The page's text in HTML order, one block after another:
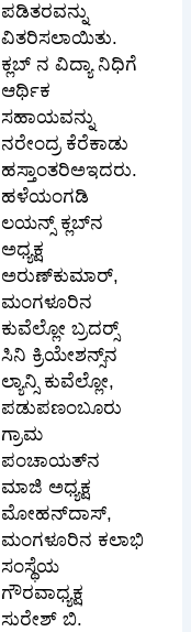
ಪಡಿತರವನ್ನು
ವಿತರಿಸಲಾಯಿತು.
ಕ್ಲಬ್ ನ ವಿದ್ಯಾ ನಿಧಿಗೆ
ಆರ್ಥಿಕ
ಸಹಾಯವನ್ನು
ನರೇಂದ್ರ ಕೆರೆಕಾಡು
ಹಸ್ತಾಂತರಿಅಇದರು.
ಹಳೆಯಂಗಡಿ
ಲಯನ್ಸ್ ಕ್ಲಬ್‌ನ
ಅಧ್ಯಕ್ಷ
ಅರುಣ್‌ಕುಮಾರ್,
ಮಂಗಳೂರಿನ
ಕುವೆಲ್ಲೋ ಬ್ರದರ್‍ಸ್
ಸಿನಿ ಕ್ರಿಯೇಶನ್ಸ್‌ನ
ಲ್ಯಾನ್ಸಿ ಕುವೆಲ್ಲೋ,
ಪಡುಪಣಂಬೂರು
ಗ್ರಾಮ
ಪಂಚಾಯತ್‌ನ
ಮಾಜಿ ಅಧ್ಯಕ್ಷ
ಮೋಹನ್‌ದಾಸ್,
ಮಂಗಳೂರಿನ ಕಲಾಭಿ
ಸಂಸ್ಥೆಯ
ಗೌರವಾಧ್ಯಕ್ಷ
ಸುರೇಶ್ ಬಿ.